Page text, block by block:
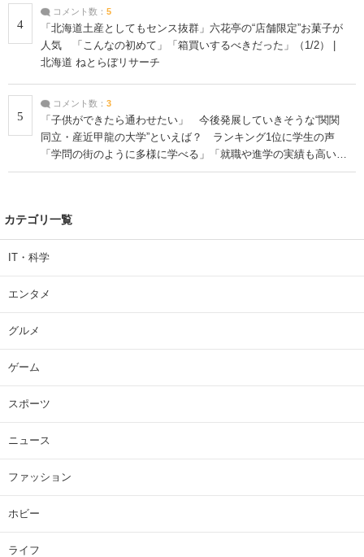
4
コメント数： 5
「北海道土産としてもセンス抜群」六花亭の“店舗限定”お菓子が
人気 「こんなの初めて」「箱買いするべきだった」（1/2） |
北海道 ねとらぼリサーチ
5
コメント数： 3
「子供ができたら通わせたい」 今後発展していきそうな“関関
同立・産近甲龍の大学”といえば？ ランキング1位に学生の声
「学問の街のように多様に学べる」「就職や進学の実績も高い」
| 大学 ねとらぼリサーチ
カテゴリ一覧
IT・科学
エンタメ
グルメ
ゲーム
スポーツ
ニュース
ファッション
ホビー
ライフ